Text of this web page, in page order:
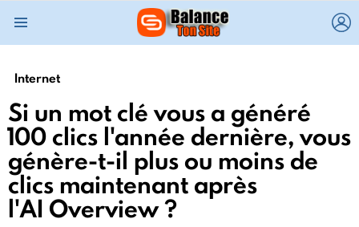
Internet
Si un mot clé vous a généré
100 clics l'année dernière, vous
génère-t-il plus ou moins de
clics maintenant après
l'AI Overview ?